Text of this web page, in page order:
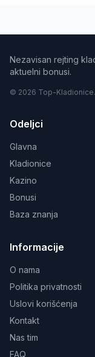
Nezavisan rejting
aktuelni bonusi.
© 2026 Top-
Odeljci
Glavna
Kladionice
Kazino
Bonusi
Baza znanja
Informacije
O nama
Politika privatnosti
Uslovi korišćenja
Kontakt
Nas tim
FAQ